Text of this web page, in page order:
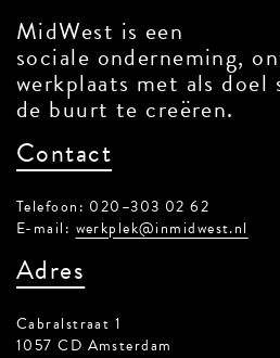
MidWest is een
sociale onderneming,
werkplaats met als
de buurt te creëren.
Contact
Telefoon: 020–303 02 62
E-mail: werkplek@inmidwest.nl
Adres
Cabralstraat 1
1057 CD Amsterdam